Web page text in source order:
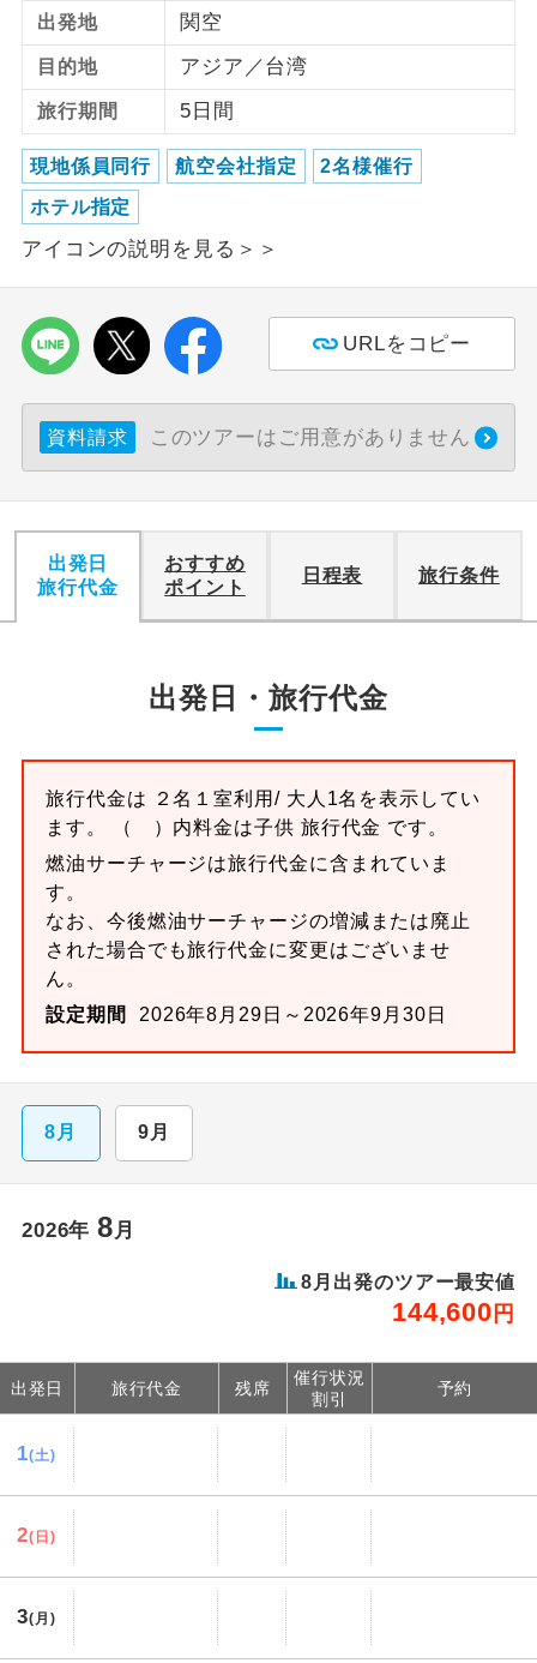
出発地 関空
目的地 アジア／台湾
旅行期間 5日間
現地係員同行 航空会社指定 2名様催行
ホテル指定
アイコンの説明を見る＞＞
URLをコピー
資料請求 このツアーはご用意がありません
出発日
旅行代金
おすすめ
ポイント
日程表 旅行条件
出発日・旅行代金
旅行代金は ２名１室利用/ 大人1名を表示してい
ます。 （ ）内料金は子供 旅行代金 です。
燃油サーチャージは旅行代金に含まれていま
す。
なお、今後燃油サーチャージの増減または廃止
された場合でも旅行代金に変更はございませ
ん。
設定期間
2026年8月29日～2026年9月30日
8月 9月
2026年 8月
8月出発のツアー最安値
144,600 円
出発日 旅行代金 残席
催行状況
割引
予約
1(土)
2(日)
3(月)
税
2026/8/8〜2026/8/10 大人（12歳以上）
3,000円、子供（2歳以上12歳未満）3,000円
2026/8/11〜2026/9/15 大人（12歳以上）
3,000円、子供（2歳以上12歳未満）3,000円
2026/9/16〜 大人（12歳以上）3,000円、子
供（2歳以上12歳未満）3,000円
航空会社指定
利用航空会社が指定なので、ご出発の計
画にとても便利です。
ホテル指定
ご紹介するホテルを指定したコースで
す。